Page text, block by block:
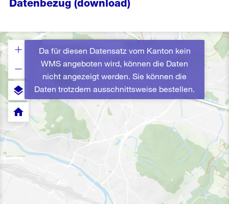
Datenbezug (download)
Da für diesen Datensatz vom Kanton kein
WMS angeboten wird, können die Daten
nicht angezeigt werden. Sie können die
Daten trotzdem ausschnittsweise bestellen.
layers
home